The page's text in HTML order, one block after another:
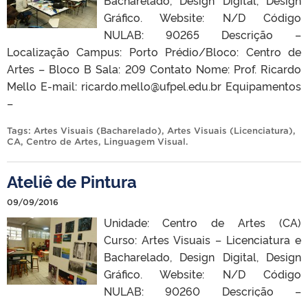
Gráfico. Website: N/D Código
NULAB: 90265 Descrição –
Localização Campus: Porto Prédio/Bloco: Centro de
Artes – Bloco B Sala: 209 Contato Nome: Prof. Ricardo
Mello E-mail: ricardo.mello@ufpel.edu.br Equipamentos
–
Tags: Artes Visuais (Bacharelado), Artes Visuais (Licenciatura),
CA, Centro de Artes, Linguagem Visual.
Ateliê de Pintura
09/09/2016
Unidade: Centro de Artes (CA)
Curso: Artes Visuais – Licenciatura e
Bacharelado, Design Digital, Design
Gráfico. Website: N/D Código
NULAB: 90260 Descrição –